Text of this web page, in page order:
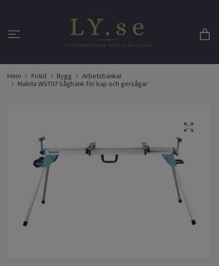
Hem Fritid Bygg
Arbetsbänkar
Makita WST07 Sågbänk för kap och gersågar